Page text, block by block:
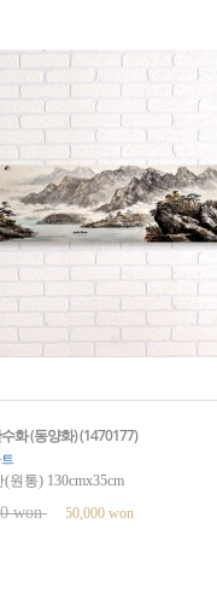
화 (동양화) (1470177)
(원통) 130cmx35cm
won 50,000 won